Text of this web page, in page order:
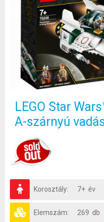
LEGO Star
A-szárnyú
Korosztály: 7+ év
Elemszám: 269 db